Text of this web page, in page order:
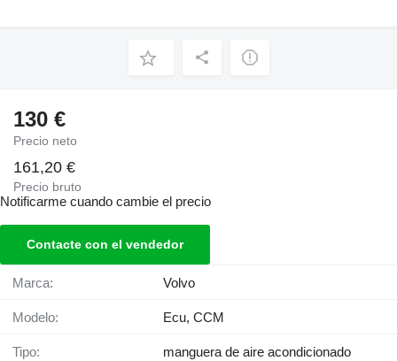
130 €
Precio neto
161,20 €
Precio bruto
Notificarme cuando cambie el precio
Contacte con el vendedor
Marca: Volvo
Modelo: Ecu, CCM
Tipo: manguera de aire acondicionado